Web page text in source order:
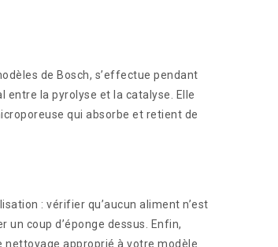
de Bosch, s’effectue pendant
entre la pyrolyse et la catalyse. Elle
qui absorbe et retient de
: vérifier qu’aucun aliment n’est
coup d’éponge dessus. Enfin,
nettoyage approprié à votre modèle